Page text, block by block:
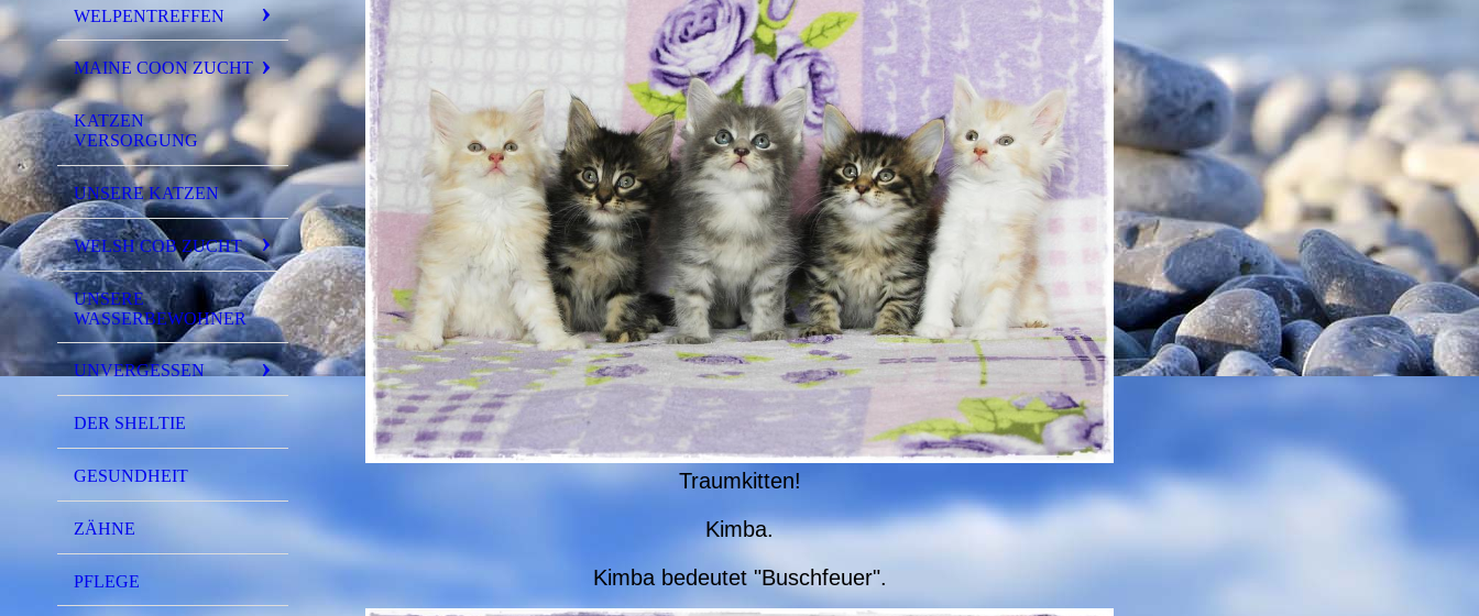
WELPENTREFFEN
MAINE COON ZUCHT
KATZEN
VERSORGUNG
UNSERE KATZEN
WELSH COB ZUCHT
UNSERE
WASSERBEWOHNER
UNVERGESSEN
DER SHELTIE
GESUNDHEIT
ZÄHNE
PFLEGE
Traumkitten!
Kimba.
Kimba bedeutet "Buschfeuer".